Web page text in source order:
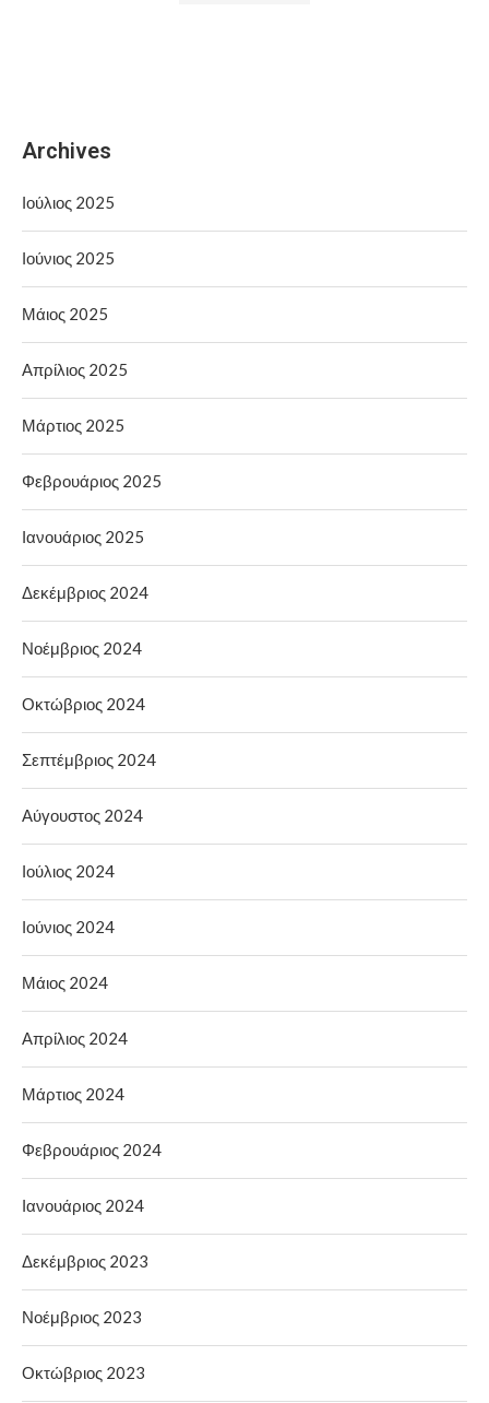
Archives
Ιούλιος 2025
Ιούνιος 2025
Μάιος 2025
Απρίλιος 2025
Μάρτιος 2025
Φεβρουάριος 2025
Ιανουάριος 2025
Δεκέμβριος 2024
Νοέμβριος 2024
Οκτώβριος 2024
Σεπτέμβριος 2024
Αύγουστος 2024
Ιούλιος 2024
Ιούνιος 2024
Μάιος 2024
Απρίλιος 2024
Μάρτιος 2024
Φεβρουάριος 2024
Ιανουάριος 2024
Δεκέμβριος 2023
Νοέμβριος 2023
Οκτώβριος 2023